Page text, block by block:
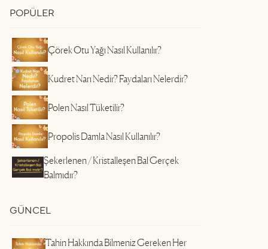
POPÜLER
Çörek Otu Yağı Nasıl Kullanılır?
Kudret Narı Nedir? Faydaları Nelerdir?
Polen Nasıl Tüketilir?
Propolis Damla Nasıl Kullanılır?
Şekerlenen / Kristalleşen Bal Gerçek
Balmıdır?
GÜNCEL
Tahin Hakkında Bilmeniz Gereken Her